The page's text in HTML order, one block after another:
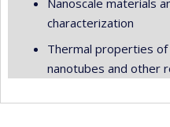
Nanoscale materials
characterization
Thermal properties of
nanotubes and other